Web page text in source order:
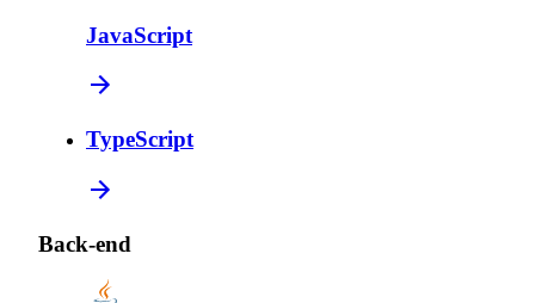
JavaScript
TypeScript
Back-end